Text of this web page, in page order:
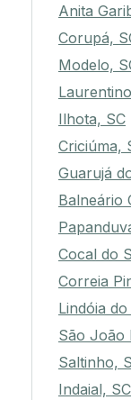
Anita
Corupá,
Modelo,
Ilhota, SC
Criciúma,
Guarujá
Balneário
Cocal do
Correia
Lindóia
São João
Saltinho,
Indaial, SC